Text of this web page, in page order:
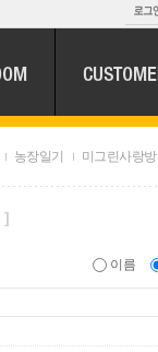
농장일기 미그린사랑방
]
이름